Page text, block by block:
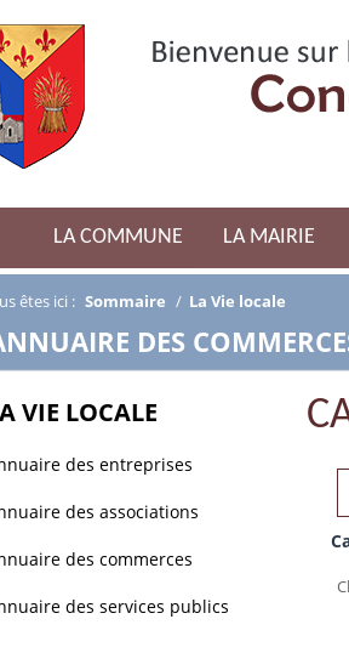
LA COMMUNE LA MAIRIE
êtes ici : Sommaire / La Vie locale
DES
VIE LOCALE
des entreprises
des associations
des commerces
des services publics